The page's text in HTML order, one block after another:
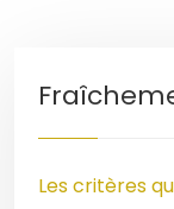
Les critères